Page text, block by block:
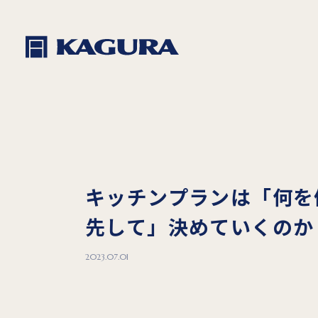
キッチンプランは「何
先して」決めていくのか
2023.07.01